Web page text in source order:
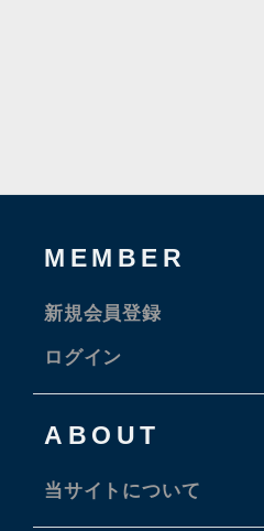
MEMBER
新規会員登録
ログイン
ABOUT
当サイトについて